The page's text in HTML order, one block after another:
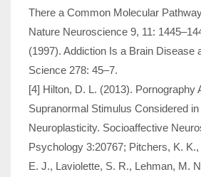
There a Common Molecular
Nature Neuroscience 9, 11:
(1997). Addiction Is a Brain Disease
Science 278: 45–7.
[4] Hilton, D. L. (2013).
Supranormal Stimulus Considered
Neuroplasticity. Socioaffective
Psychology 3:20767; Pitchers, K. K.,
E. J., Laviolette, S. R., Lehman, M.